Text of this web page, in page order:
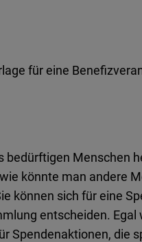
für eine
bedürftigen Menschen
könnte man andere
können sich für eine
entscheiden.
Spendenaktionen, die